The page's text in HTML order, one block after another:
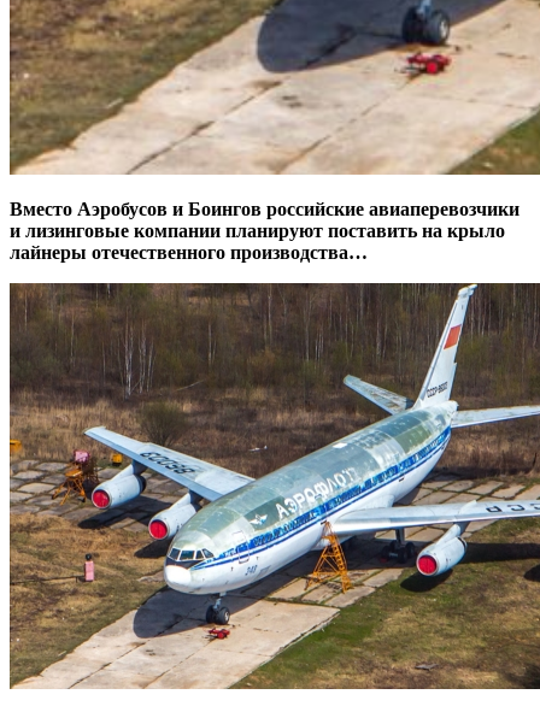
Вместо Аэробусов и Боингов российские авиаперевозчики
и лизинговые компании планируют поставить на крыло
лайнеры отечественного производства…